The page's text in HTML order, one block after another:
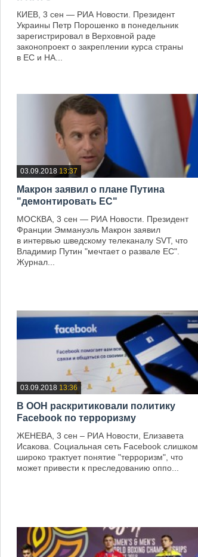
КИЕВ, 3 сен — РИА Новости. Президент
Украины Петр Порошенко в понедельник
зарегистрировал в Верховной раде
законопроект о закреплении курса страны
в ЕС и НА...
03.09.2018 13:37
Макрон заявил о плане Путина
"демонтировать ЕС"
МОСКВА, 3 сен — РИА Новости. Президент
Франции Эммануэль Макрон заявил
в интервью шведскому телеканалу SVT, что
Владимир Путин "мечтает о развале ЕС".
Журнал...
03.09.2018 13:36
В ООН раскритиковали политику
Facebook по терроризму
ЖЕНЕВА, 3 сен – РИА Новости, Елизавета
Исакова. Социальная сеть Facebook слишком
широко трактует понятие "терроризм", что
может привести к преследованию оппо...